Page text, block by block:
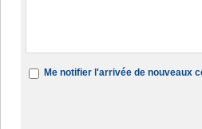
Me notifier l'arrivée de nouveaux